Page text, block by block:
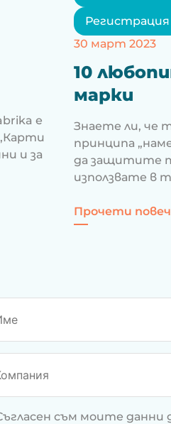
е
и за
битка за
30 март 2023
10
марки
Знаете ли, че
принципа
да защитите
използвате в
Прочети
съм моите